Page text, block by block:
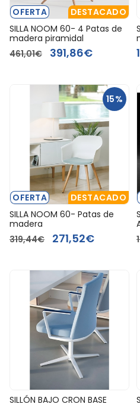
OFERTA
DESTACADO
SILLA NOOM 60- 4 Patas de
madera piramidal
461,01€
391,86€
15%
OFERTA
DESTACADO
SILLA NOOM 60- Patas de
madera
319,44€
271,52€
SILLÓN BAJO CRON BASE